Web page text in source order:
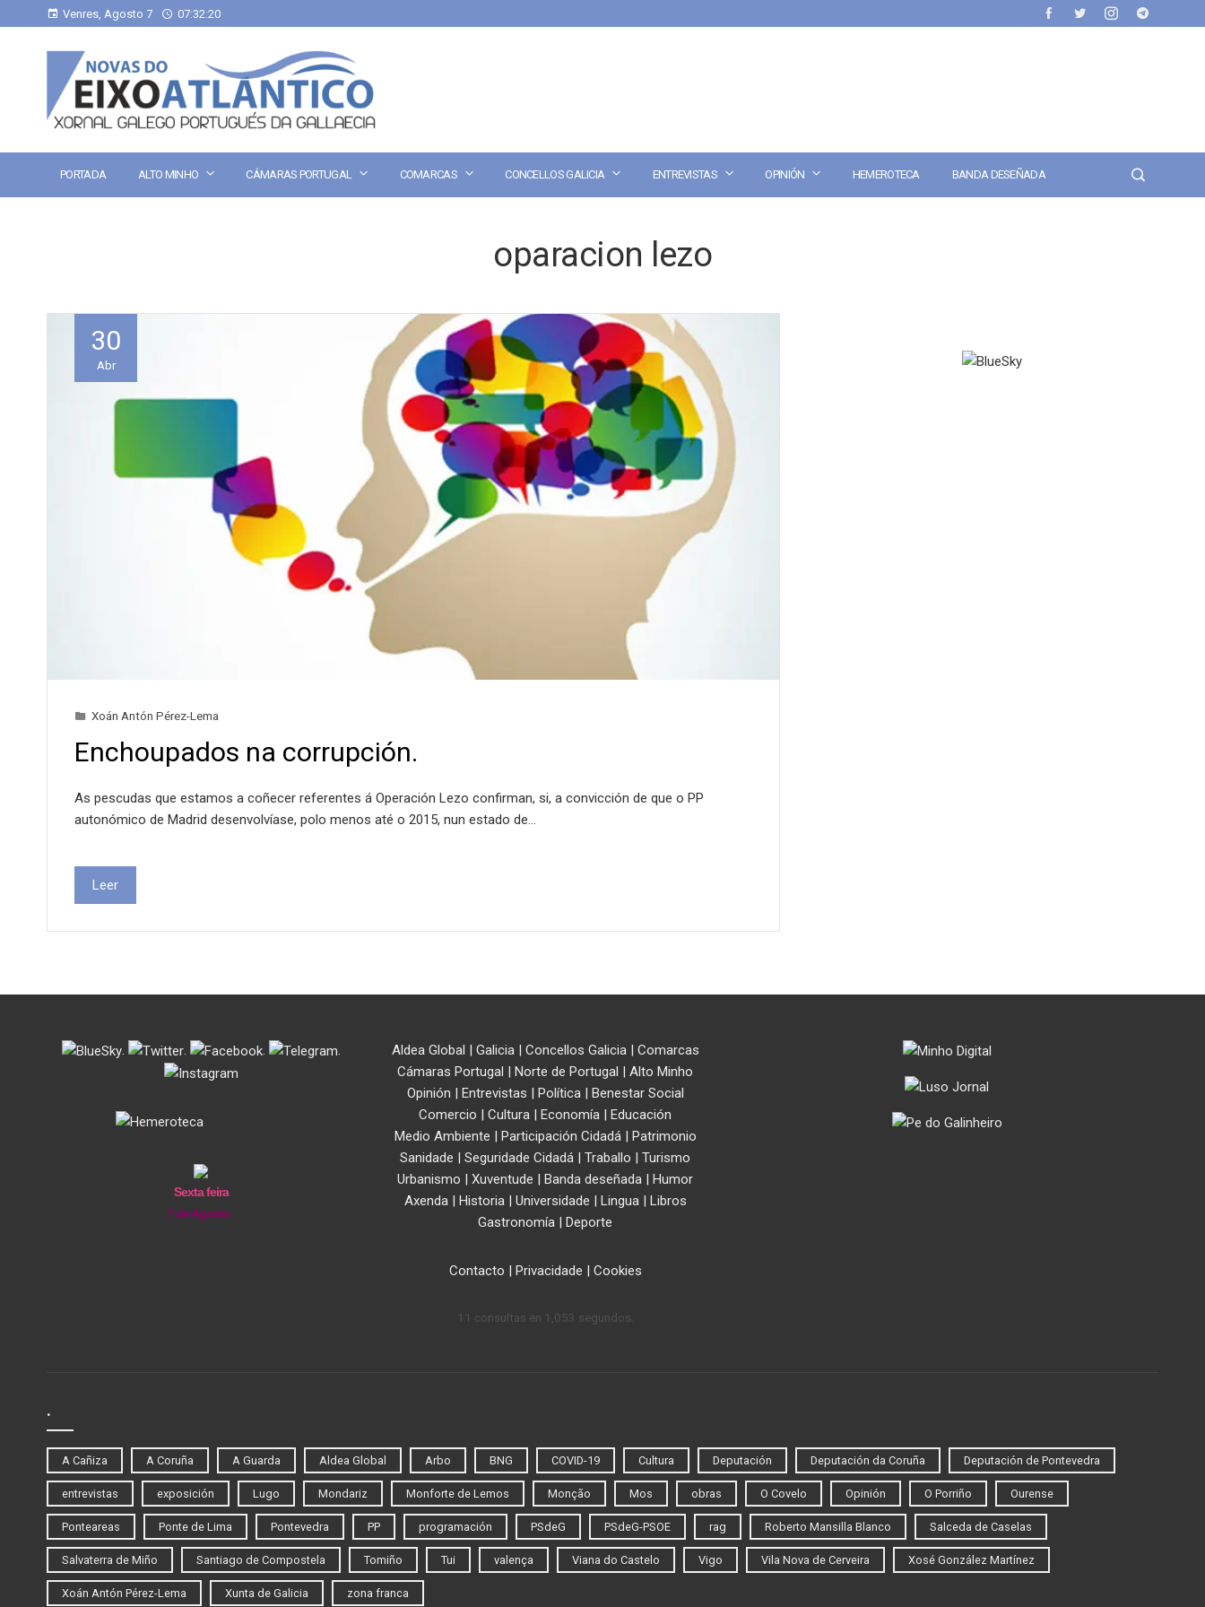
Venres, Agosto 7 07:32:20
PORTADA ALTO MINHO CÁMARAS PORTUGAL COMARCAS CONCELLOS GALICIA ENTREVISTAS OPINIÓN HEMEROTECA BANDA DESEÑADA
oparacion lezo
30
Abr
Xoán Antón Pérez-Lema
Enchoupados na corrupción.
As pescudas que estamos a coñecer referentes á Operación Lezo confirman, si, a convicción de que o PP
autonómico de Madrid desenvolvíase, polo menos até o 2015, nun estado de…
Leer
. . . .
Sexta feira
7 de Agosto
Aldea Global | Galicia| Concellos Galicia| Comarcas
Cámaras Portugal | Norte de Portugal | Alto Minho
Opinión | Entrevistas | Política| Benestar Social
Comercio | Cultura | Economía | Educación
Medio Ambiente | Participación Cidadá| Patrimonio
Sanidade | Seguridade Cidadá | Traballo | Turismo
Urbanismo | Xuventude | Banda deseñada | Humor
Axenda| Historia| Universidade | Lingua| Libros
Gastronomía | Deporte
Contacto | Privacidade | Cookies
11 consultas en 1,053 segundos.
.
A Cañiza A Coruña A Guarda Aldea Global Arbo BNG COVID-19 Cultura Deputación Deputación da Coruña Deputación de Pontevedra
entrevistas exposición Lugo Mondariz Monforte de Lemos Monção Mos obras O Covelo Opinión O Porriño Ourense
Ponteareas Ponte de Lima Pontevedra PP programación PSdeG PSdeG-PSOE rag Roberto Mansilla Blanco Salceda de Caselas
Salvaterra de Miño Santiago de Compostela Tomiño Tui valença Viana do Castelo Vigo Vila Nova de Cerveira Xosé González Martínez
Xoán Antón Pérez-Lema Xunta de Galicia zona franca